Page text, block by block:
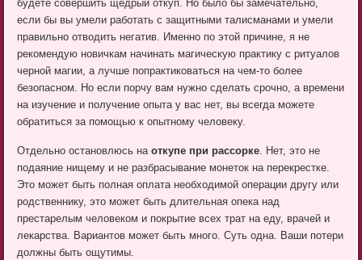
будете совершить щедрый откуп. Но было бы замечательно,
если бы вы умели работать с защитными талисманами и умели
правильно отводить негатив. Именно по этой причине, я не
рекомендую новичкам начинать магическую практику с ритуалов
черной магии, а лучше попрактиковаться на чем-то более
безопасном. Но если порчу вам нужно сделать срочно, а времени
на изучение и получение опыта у вас нет, вы всегда можете
обратиться за помощью к опытному человеку.
Отдельно остановлюсь наоткупе при рассорке. Нет, это не
подаяние нищему и не разбрасывание монеток на перекрестке.
Это может быть полная оплата необходимой операции другу или
родственнику, это может быть длительная опека над
престарелым человеком и покрытие всех трат на еду, врачей и
лекарства. Вариантов может быть много. Суть одна. Ваши потери
должны быть ощутимы.